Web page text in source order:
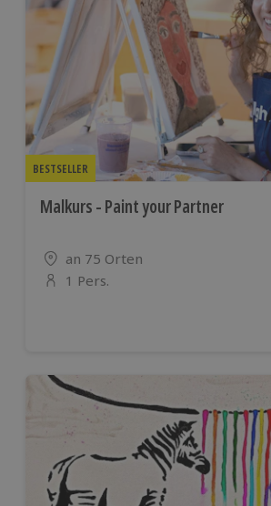
BESTSELLER
Malkurs - Paint your Partner
Standort
an 75 Orten
Anzahl der Teilnehmer
1 Pers.